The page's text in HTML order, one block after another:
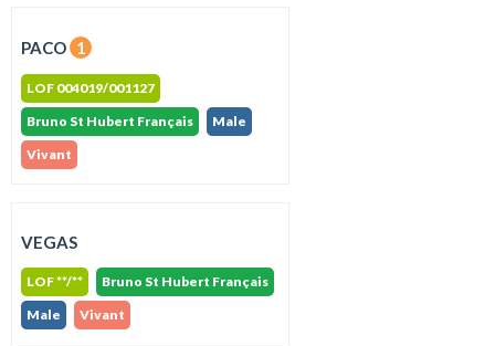
PACO 1
LOF 004019/001127
Bruno St Hubert Français
Male
Vivant
VEGAS
LOF **/**
Bruno St Hubert Français
Male
Vivant